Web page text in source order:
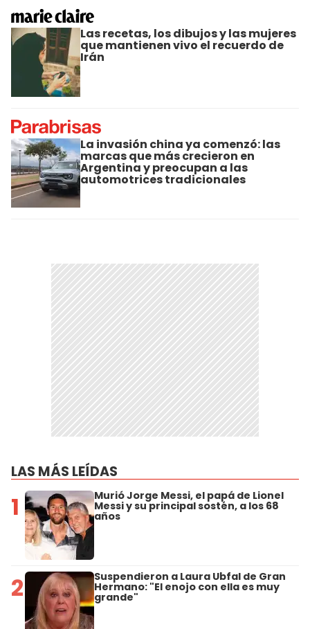
Las recetas, los dibujos y las mujeres
que mantienen vivo el recuerdo de
Irán
La invasión china ya comenzó: las
marcas que más crecieron en
Argentina y preocupan a las
automotrices tradicionales
LAS MÁS LEÍDAS
1 Murió Jorge Messi, el papá de Lionel
Messi y su principal sostén, a los 68
años
2 Suspendieron a Laura Ubfal de Gran
Hermano: "El enojo con ella es muy
grande"